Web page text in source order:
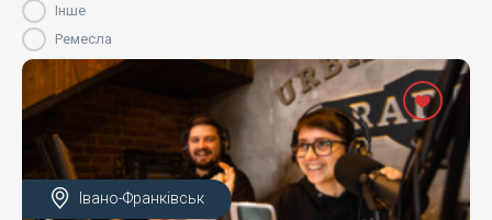
Інше
Ремесла
Івано-Франківськ